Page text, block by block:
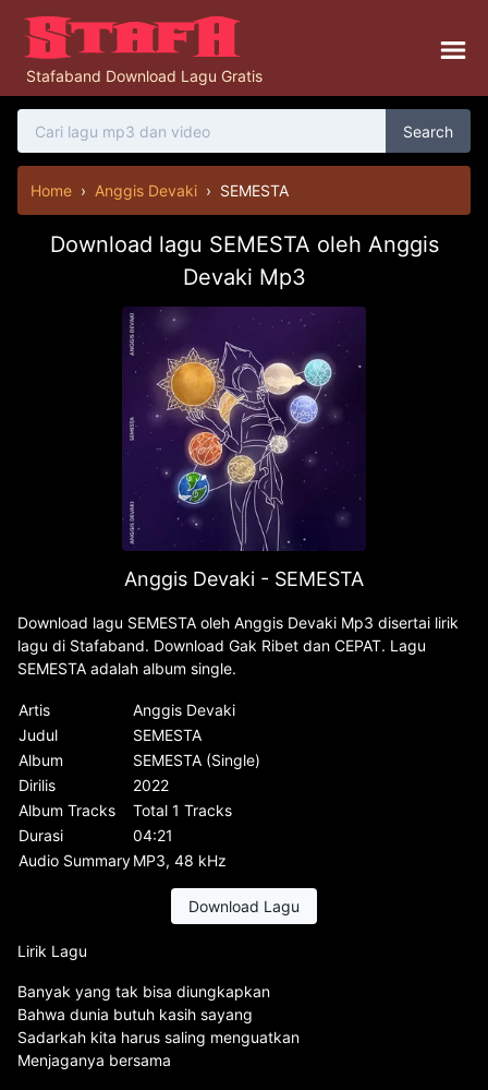
Stafaband Download Lagu Gratis
Search
Home › Anggis Devaki › SEMESTA
Download lagu SEMESTA oleh Anggis
Devaki Mp3
Anggis Devaki - SEMESTA
Download lagu SEMESTA oleh Anggis Devaki Mp3 disertai lirik
lagu di Stafaband. Download Gak Ribet dan CEPAT. Lagu
SEMESTA adalah album single.
Artis
Anggis Devaki
Judul
SEMESTA
Album
SEMESTA (Single)
Dirilis
2022
Album Tracks
Total 1 Tracks
Durasi
04:21
Audio SummaryMP3, 48 kHz
Download Lagu
Lirik Lagu
Banyak yang tak bisa diungkapkan
Bahwa dunia butuh kasih sayang
Sadarkah kita harus saling menguatkan
Menjaganya bersama